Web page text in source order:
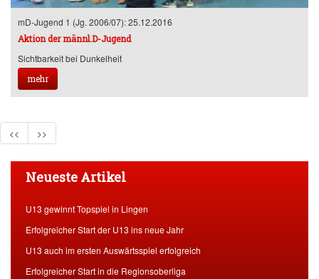
mD-Jugend 1 (Jg. 2006/07): 25.12.2016
Aktion der männl.D-Jugend
Sichtbarkeit bei Dunkelheit
mehr
<< >>
Neueste Artikel
U13 gewinnt Topspiel in Lingen
Erfolgreicher Start der U13 ins neue Jahr
U13 auch im ersten Auswärtsspiel erfolgreich
Erfolgreicher Start in die Regionsoberliga